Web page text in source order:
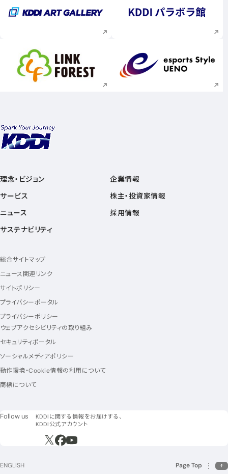
新規ウィンドウで開く 新規ウィンドウで
新規ウィンドウで開く 新規ウィンドウで
理念・ビジョン
サービス
ニュース
サステナビリティ
企業情報
株主・投資家情報
採用情報
総合サイトマップ
ニュース関連リンク
サイトポリシー
プライバシーポータル
プライバシーポリシー
ウェブアクセシビリティの取り組み
セキュリティポータル
ソーシャルメディアポリシー
動作環境・Cookie情報の利用について
商標について
Follow us フォローアス
KDDIに関する情報をお届けする、
KDDI公式アカウント
新規ウィンドウで開く
新規ウィンドウで開く
新規ウィンドウで開く
ENGLISH Page Top